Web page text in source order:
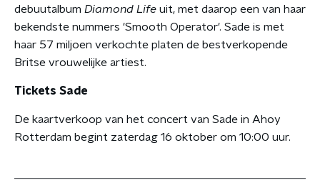
debuutalbum Diamond Life uit, met daarop een van haar
bekendste nummers 'Smooth Operator'. Sade is met
haar 57 miljoen verkochte platen de bestverkopende
Britse vrouwelijke artiest.
Tickets Sade
De kaartverkoop van het concert van Sade in Ahoy
Rotterdam begint zaterdag 16 oktober om 10:00 uur.